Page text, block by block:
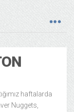
haftalarda
Nuggets,